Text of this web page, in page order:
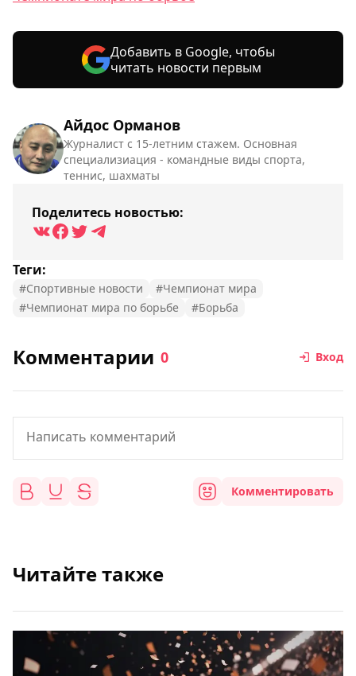
Айдос Орманов
Журналист с 15-летним стажем. Основная
специализиация - командные виды спорта,
теннис, шахматы
Поделитесь новостью:
Теги:
#Спортивные новости
#Чемпионат мира
#Чемпионат мира по борьбе
#Борьба
Добавить в Google, чтобы
читать новости первым
Комментарии 0 Вход
Комментировать
Читайте также